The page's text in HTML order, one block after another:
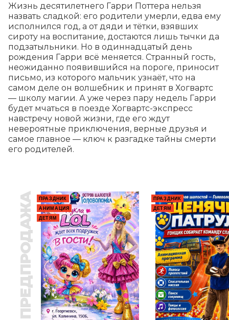
Жизнь десятилетнего Гарри Поттера нельзя
назвать сладкой: его родители умерли, едва ему
исполнился год, а от дяди и тётки, взявших
сироту на воспитание, достаются лишь тычки да
подзатыльники. Но в одиннадцатый день
рождения Гарри всё меняется. Странный гость,
неожиданно появившийся на пороге, приносит
письмо, из которого мальчик узнаёт, что на
самом деле он волшебник и принят в Хогвартс
— школу магии. А уже через пару недель Гарри
будет мчаться в поезде Хогвартс-экспресс
навстречу новой жизни, где его ждут
невероятные приключения, верные друзья и
самое главное — ключ к разгадке тайны смерти
его родителей.
ПРЕДПРОДАЖА
ПРАЗДНИК
АНИМАЦИЯ
ДЕТЯМ
ПРАЗДНИК
ДЕТЯМ